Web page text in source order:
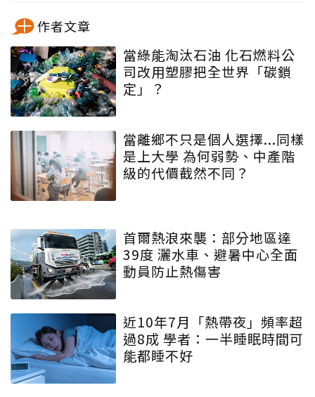
作者文章
當綠能淘汰石油 化石燃料公
司改用塑膠把全世界「碳鎖
定」？
當離鄉不只是個人選擇...同樣
是上大學 為何弱勢、中產階
級的代價截然不同？
首爾熱浪來襲：部分地區達
39度 灑水車、避暑中心全面
動員防止熱傷害
近10年7月「熱帶夜」頻率超
過8成 學者：一半睡眠時間可
能都睡不好